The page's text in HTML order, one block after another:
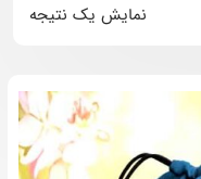
نمایش یک نتیجه